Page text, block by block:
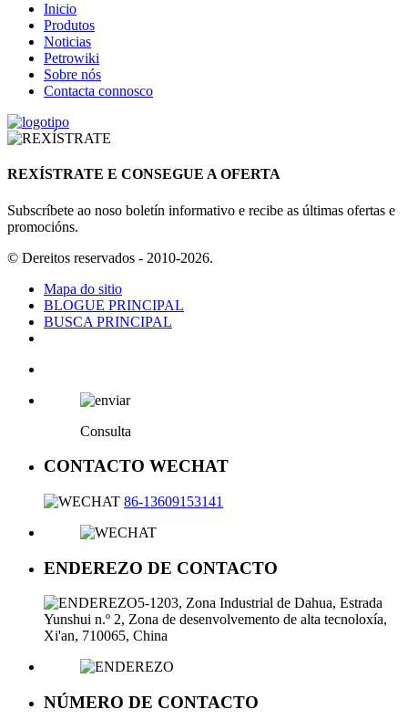
Inicio
Produtos
Noticias
Petrowiki
Sobre nós
Contacta connosco
REXÍSTRATE E CONSEGUE A OFERTA
Subscríbete ao noso boletín informativo e recibe as últimas ofertas e
promocións.
© Dereitos reservados - 2010-2026.
Mapa do sitio
BLOGUE PRINCIPAL
BUSCA PRINCIPAL
Consulta
CONTACTO WECHAT
86-13609153141
ENDEREZO DE CONTACTO
5-1203, Zona Industrial de Dahua, Estrada
Yunshui n.º 2, Zona de desenvolvemento de alta tecnoloxía,
Xi'an, 710065, China
NÚMERO DE CONTACTO